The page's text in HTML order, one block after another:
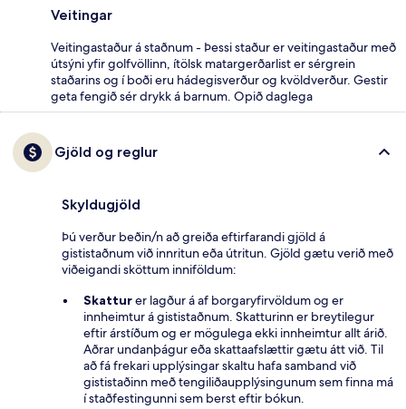
Veitingar
Veitingastaður á staðnum - Þessi staður er veitingastaður með
útsýni yfir golfvöllinn, ítölsk matargerðarlist er sérgrein
staðarins og í boði eru hádegisverður og kvöldverður. Gestir
geta fengið sér drykk á barnum. Opið daglega
Gjöld og reglur
Skyldugjöld
Þú verður beðin/n að greiða eftirfarandi gjöld á
gististaðnum við innritun eða útritun. Gjöld gætu verið með
viðeigandi sköttum inniföldum:
Skatturer lagður á af borgaryfirvöldum og er
innheimtur á gististaðnum. Skatturinn er breytilegur
eftir árstíðum og er mögulega ekki innheimtur allt árið.
Aðrar undanþágur eða skattaafslættir gætu átt við. Til
að fá frekari upplýsingar skaltu hafa samband við
gististaðinn með tengiliðaupplýsingunum sem finna má
í staðfestingunni sem berst eftir bókun.